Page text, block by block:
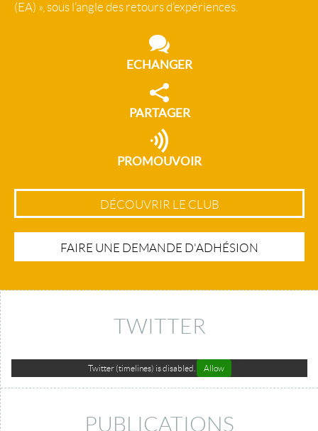
(EA) », sous l’angle des retours d’expériences.
ECHANGER
PARTAGER
PROMOUVOIR
DÉCOUVRIR LE CLUB
FAIRE UNE DEMANDE D'ADHÉSION
TWITTER
Twitter (timelines) is disabled. Allow
PUBLICATIONS